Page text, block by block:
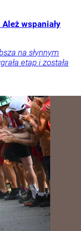
wspaniały
na słynnym
etap i została